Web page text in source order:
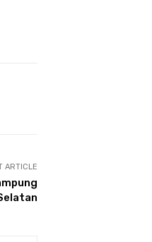
ARTICLE